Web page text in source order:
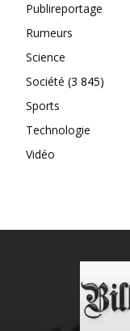
Publireportage
Rumeurs
Science
Société (3 845)
Sports
Technologie
Vidéo